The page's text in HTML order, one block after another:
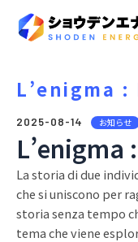
L’enigma :
2025-08-14 お知らせ
L’enigma
La storia di due
che si uniscono per
storia senza tempo
tema che viene